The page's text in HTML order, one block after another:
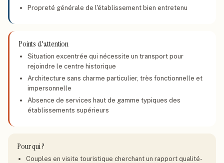
Propreté générale de l'établissement bien entretenu
Points d'attention
Situation excentrée qui nécessite un transport pour
rejoindre le centre historique
Architecture sans charme particulier, très fonctionnelle et
impersonnelle
Absence de services haut de gamme typiques des
établissements supérieurs
Pour qui ?
Couples en visite touristique cherchant un rapport qualité-